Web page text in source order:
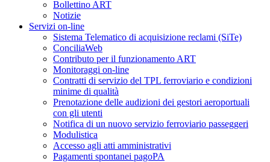
Bollettino ART
Notizie
Servizi on-line
Sistema Telematico di acquisizione reclami (SiTe)
ConciliaWeb
Contributo per il funzionamento ART
Monitoraggi on-line
Contratti di servizio del TPL ferroviario e condizioni
minime di qualità
Prenotazione delle audizioni dei gestori aeroportuali
con gli utenti
Notifica di un nuovo servizio ferroviario passeggeri
Modulistica
Accesso agli atti amministrativi
Pagamenti spontanei pagoPA